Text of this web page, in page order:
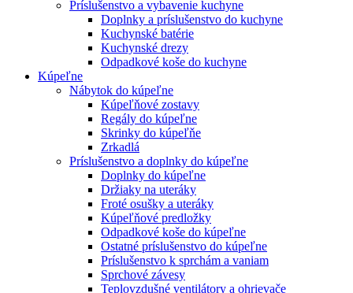
Príslušenstvo a vybavenie kuchyne
Doplnky a príslušenstvo do kuchyne
Kuchynské batérie
Kuchynské drezy
Odpadkové koše do kuchyne
Kúpeľne
Nábytok do kúpeľne
Kúpeľňové zostavy
Regály do kúpeľne
Skrinky do kúpeľňe
Zrkadlá
Príslušenstvo a doplnky do kúpeľne
Doplnky do kúpeľne
Držiaky na uteráky
Froté osušky a uteráky
Kúpeľňové predložky
Odpadkové koše do kúpeľne
Ostatné príslušenstvo do kúpeľne
Príslušenstvo k sprchám a vaniam
Sprchové závesy
Teplovzdušné ventilátory a ohrievače